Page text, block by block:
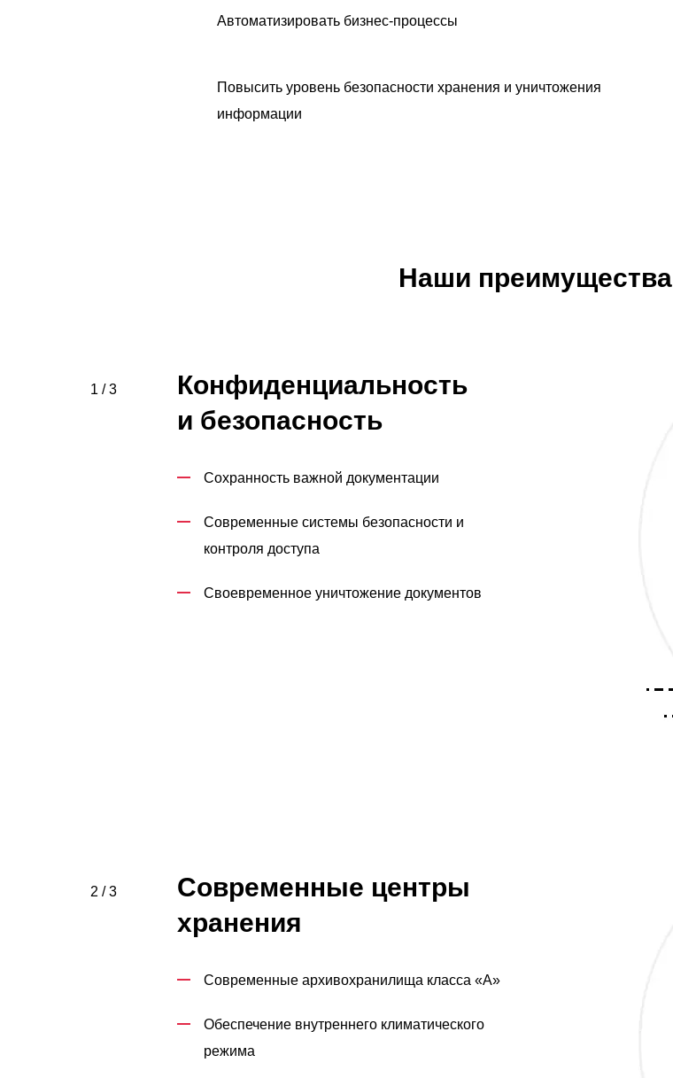
Автоматизировать бизнес-процессы
Повысить уровень безопасности хранения и уничтожения
информации
Наши преимущества
1 / 3
Конфиденциальность
и безопасность
Сохранность важной документации
Современные системы безопасности и
контроля доступа
Своевременное уничтожение документов
2 / 3
Современные центры
хранения
Современные архивохранилища класса «А»
Обеспечение внутреннего климатического
режима